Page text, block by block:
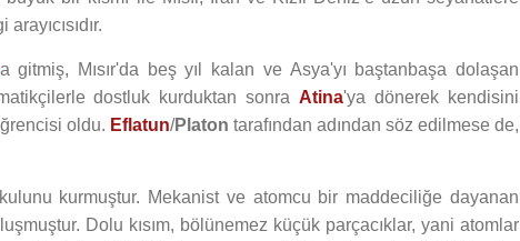
gitmiş, Mısır'da beş yıl kalan ve Asya'yı baştanbaşa dolaşan
dostluk kurduktan sonraAtina'ya dönerek kendisini
oldu. Eflatun/Platon tarafından adından söz edilmese de,
kurmuştur. Mekanist ve atomcu bir maddeciliğe dayanan
Dolu kısım, bölünemez küçük parçacıklar, yani atomlar